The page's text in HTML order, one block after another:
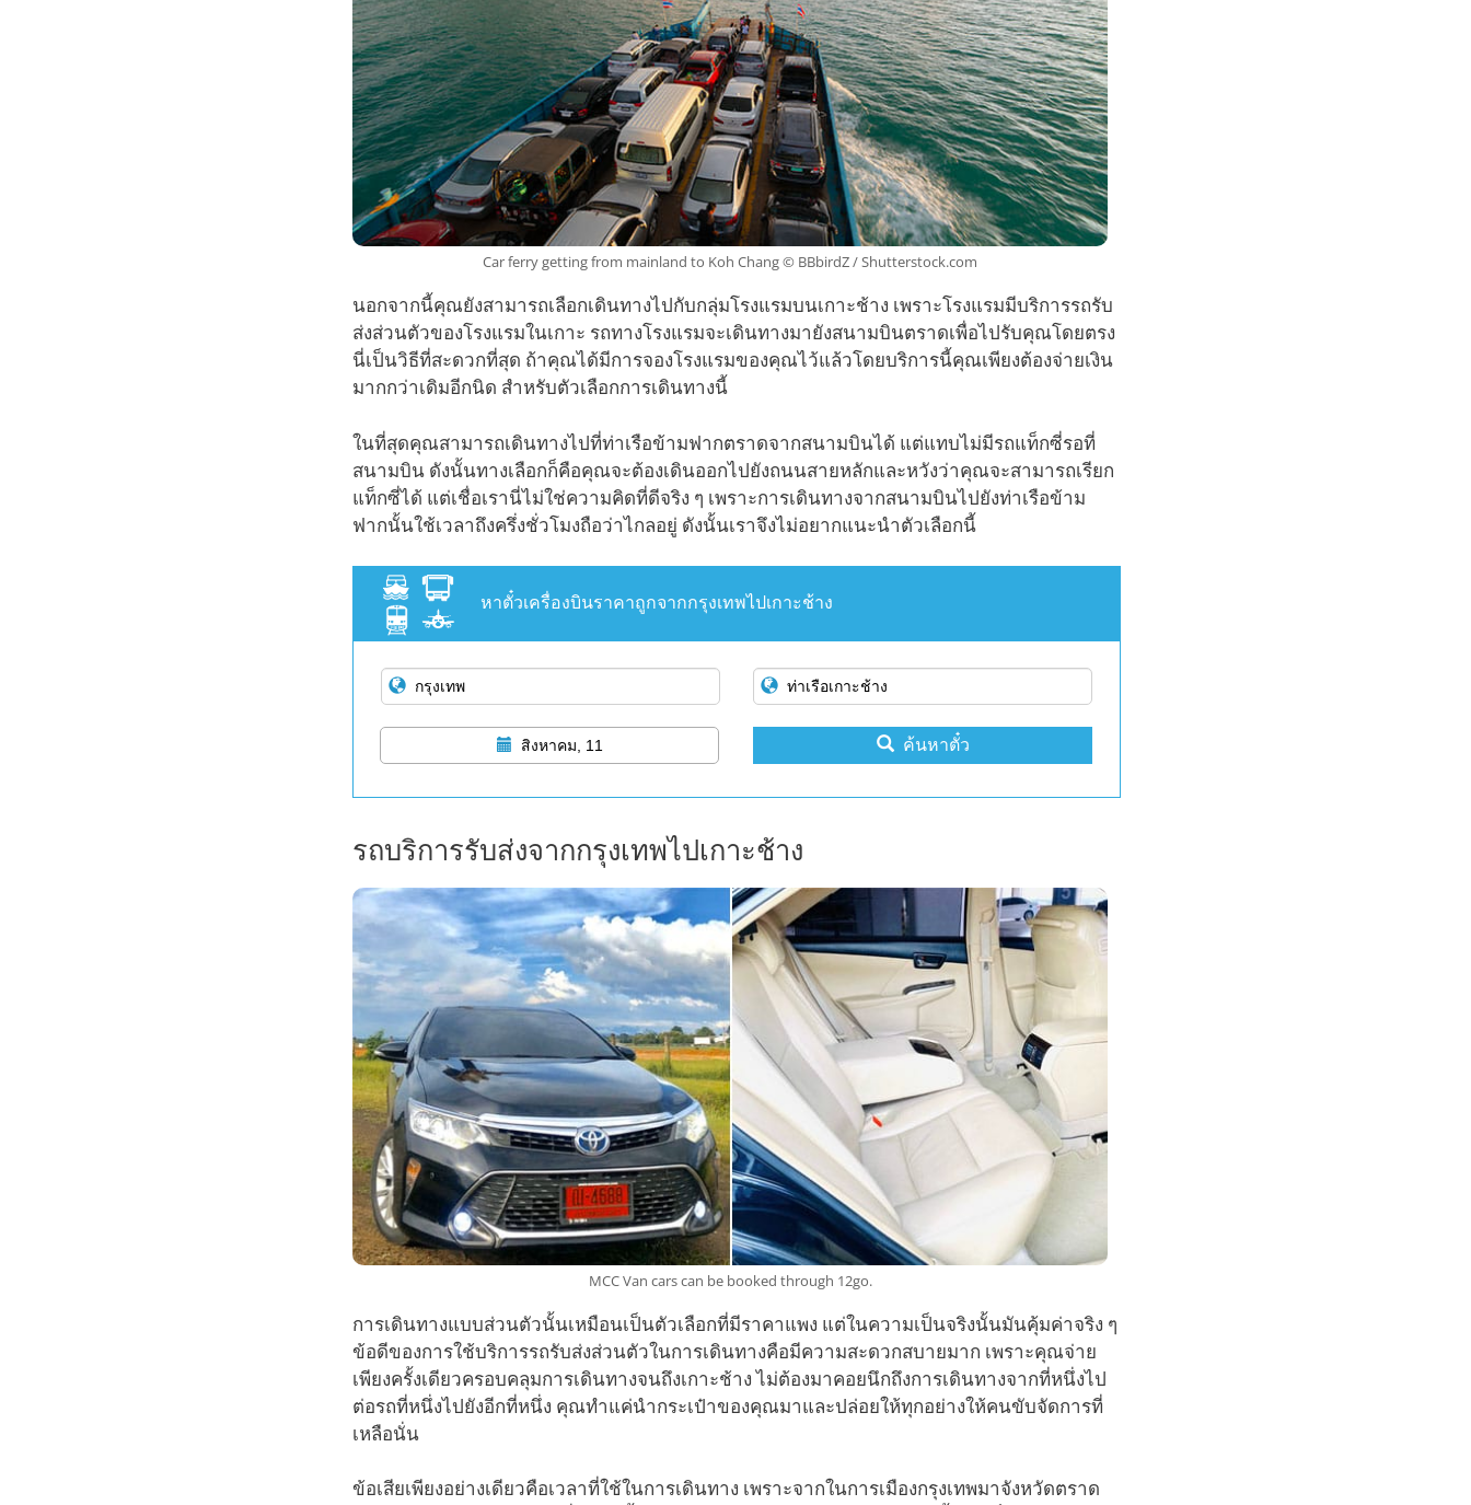
Car ferry getting from mainland to Koh Chang © BBbirdZ / Shutterstock.com
นอกจากนี้คุณยังสามารถเลือกเดินทางไปกับกลุ่มโรงแรมบนเกาะช้าง เพราะโรงแรมมีบริการรถรับ
ส่งส่วนตัวของโรงแรมในเกาะ รถทางโรงแรมจะเดินทางมายังสนามบินตราดเพื่อไปรับคุณโดยตรง
นี่เป็นวิธีที่สะดวกที่สุด ถ้าคุณได้มีการจองโรงแรมของคุณไว้แล้วโดยบริการนี้คุณเพียงต้องจ่ายเงิน
มากกว่าเดิมอีกนิด สำหรับตัวเลือกการเดินทางนี้
ในที่สุดคุณสามารถเดินทางไปที่ท่าเรือข้ามฟากตราดจากสนามบินได้ แต่แทบไม่มีรถแท็กซี่รอที่
สนามบิน ดังนั้นทางเลือกก็คือคุณจะต้องเดินออกไปยังถนนสายหลักและหวังว่าคุณจะสามารถเรียก
แท็กซี่ได้ แต่เชื่อเรานี่ไม่ใช่ความคิดที่ดีจริง ๆ เพราะการเดินทางจากสนามบินไปยังท่าเรือข้าม
ฟากนั้นใช้เวลาถึงครึ่งชั่วโมงถือว่าไกลอยู่ ดังนั้นเราจึงไม่อยากแนะนำตัวเลือกนี้
หาตั๋วเครื่องบินราคาถูกจากกรุงเทพไปเกาะช้าง
สิงหาคม, 11 ค้นหาตั๋ว
รถบริการรับส่งจากกรุงเทพไปเกาะช้าง
MCC Van cars can be booked through 12go.
การเดินทางแบบส่วนตัวนั้นเหมือนเป็นตัวเลือกที่มีราคาแพง แต่ในความเป็นจริงนั้นมันคุ้มค่าจริง ๆ
ข้อดีของการใช้บริการรถรับส่งส่วนตัวในการเดินทางคือมีความสะดวกสบายมาก เพราะคุณจ่าย
เพียงครั้งเดียวครอบคลุมการเดินทางจนถึงเกาะช้าง ไม่ต้องมาคอยนึกถึงการเดินทางจากที่หนึ่งไป
ต่อรถที่หนึ่งไปยังอีกที่หนึ่ง คุณทำแค่นำกระเป๋าของคุณมาและปล่อยให้ทุกอย่างให้คนขับจัดการที่
เหลือนั่น
ข้อเสียเพียงอย่างเดียวคือเวลาที่ใช้ในการเดินทาง เพราะจากในการเมืองกรุงเทพมาจังหวัดตราด